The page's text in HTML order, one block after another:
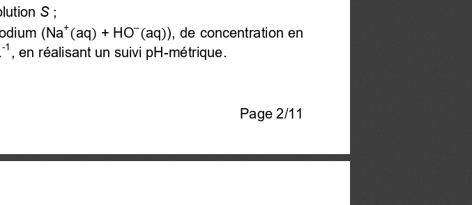
Page 2/11
S ;
(Na+(aq) + HO–(aq)), de concentration en
-1 , en réalisant un suivi pH-métrique.